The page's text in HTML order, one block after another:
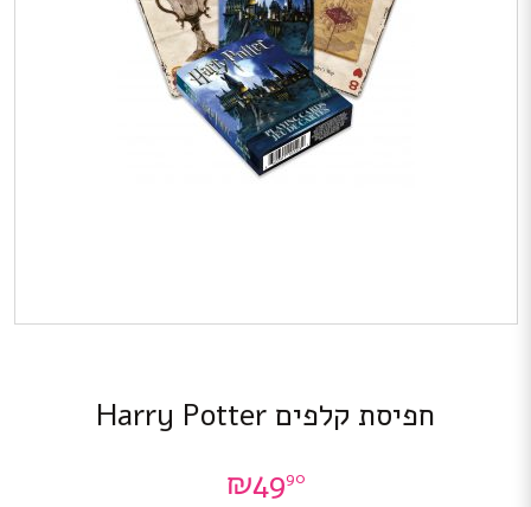
חפיסת קלפים Harry Potter
₪4990